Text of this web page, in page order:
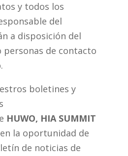
y todos los
del
a disposición del
personas de contacto
boletines y
HUWO, HIA SUMMIT
la oportunidad de
de noticias de